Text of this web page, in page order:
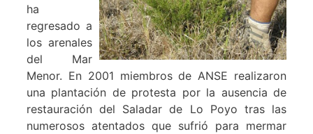
ha
regresado a
los arenales
del Mar
Menor. En 2001 miembros de ANSE realizaron
una plantación de protesta por la ausencia de
restauración del Saladar de Lo Poyo tras las
numerosos atentados que sufrió para mermar